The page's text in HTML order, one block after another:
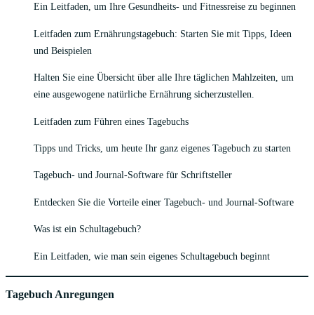
Ein Leitfaden, um Ihre Gesundheits- und Fitnessreise zu beginnen
Leitfaden zum Ernährungstagebuch: Starten Sie mit Tipps, Ideen
und Beispielen
Halten Sie eine Übersicht über alle Ihre täglichen Mahlzeiten, um
eine ausgewogene natürliche Ernährung sicherzustellen.
Leitfaden zum Führen eines Tagebuchs
Tipps und Tricks, um heute Ihr ganz eigenes Tagebuch zu starten
Tagebuch- und Journal-Software für Schriftsteller
Entdecken Sie die Vorteile einer Tagebuch- und Journal-Software
Was ist ein Schultagebuch?
Ein Leitfaden, wie man sein eigenes Schultagebuch beginnt
Tagebuch Anregungen